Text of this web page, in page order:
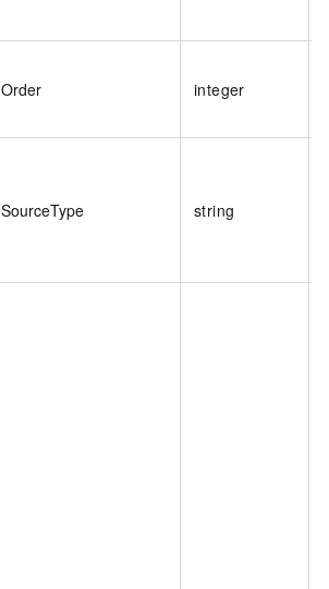
Order integer
SourceType string